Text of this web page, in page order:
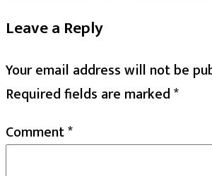
Leave a Reply
Your email address will not be
Required fields are marked*
Comment*